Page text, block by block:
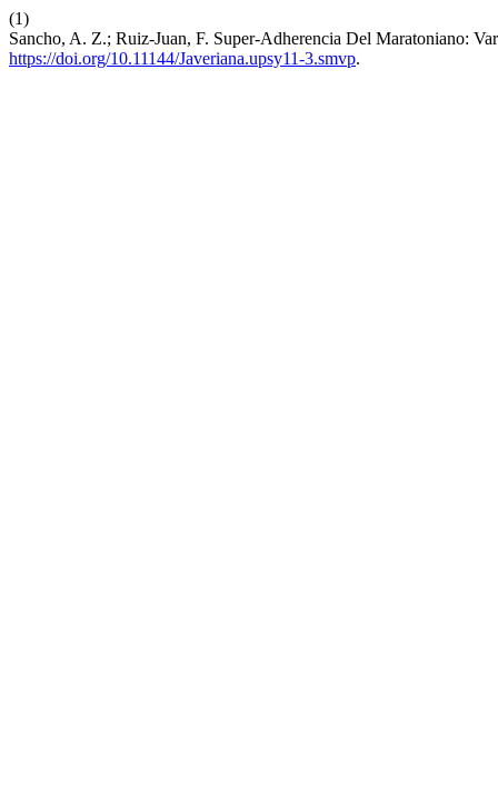
(1)
Sancho, A. Z.; Ruiz-Juan, F. Super-Adherencia Del Maratoniano:
https://doi.org/10.11144/Javeriana.upsy11-3.smvp.